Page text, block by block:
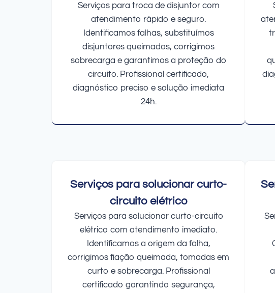
Serviços para troca de disjuntor com
atendimento rápido e seguro.
Identificamos falhas, substituímos
disjuntores queimados, corrigimos
sobrecarga e garantimos a proteção do
circuito. Profissional certificado,
diagnóstico preciso e solução imediata
24h.
Serviços para solucionar curto-
circuito elétrico
Serviços para solucionar curto-circuito
elétrico com atendimento imediato.
Identificamos a origem da falha,
corrigimos fiação queimada, tomadas em
curto e sobrecarga. Profissional
certificado garantindo segurança,